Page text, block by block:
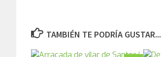
TAMBIÉN TE PODRÍA GUSTAR...